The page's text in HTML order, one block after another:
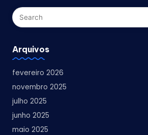
Arquivos
fevereiro 2026
novembro 2025
julho 2025
junho 2025
maio 2025